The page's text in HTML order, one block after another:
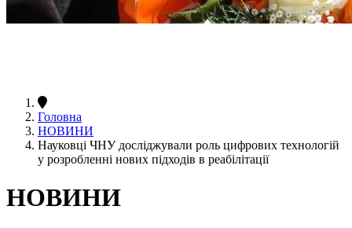
Головна
НОВИНИ
Науковці ЧНУ досліджували роль цифрових технологій
у розробленні нових підходів в реабілітації
НОВИНИ